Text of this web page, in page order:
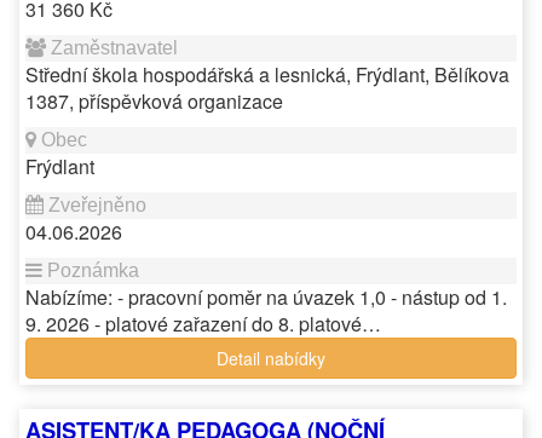
31 360 Kč
Střední škola hospodářská a lesnická, Frýdlant, Bělíkova
1387, příspěvková organizace
Frýdlant
04.06.2026
Nabízíme: - pracovní poměr na úvazek 1,0 - nástup od 1.
9. 2026 - platové zařazení do 8. platové…
Detail nabídky
ASISTENT/KA PEDAGOGA (NOČNÍ